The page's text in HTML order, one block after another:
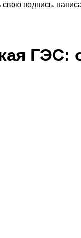
подпись,
ГЭС: